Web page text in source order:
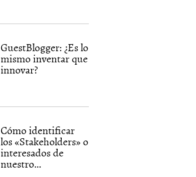
GuestBlogger: ¿Es lo
mismo inventar que
innovar?
Cómo identificar
los «Stakeholders» o
interesados de
nuestro...